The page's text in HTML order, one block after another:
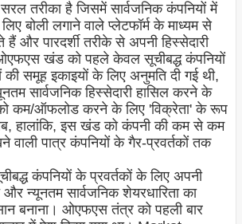
तरीका है जिसमें सार्वजनिक कंपनियों में
बोली लगाने वाले प्लेटफॉर्म के माध्यम से
पारदर्शी तरीके से अपनी हिस्सेदारी
खंड को पहले केवल सूचीबद्ध कंपनियों
की समूह इकाइयों के लिए अनुमति दी गई थी,
सार्वजनिक हिस्सेदारी हासिल करने के
को कम/ऑफलोड करने के लिए 'विक्रेता' के रूप
हालांकि, इस खंड को कंपनी की कम से कम
पात्र कंपनियों के गैर-प्रवर्तकों तक
कंपनियों के प्रवर्तकों के लिए अपनी
और न्यूनतम सार्वजनिक शेयरधारिता का
बनाना। ओएफएस तंत्र को पहली बार